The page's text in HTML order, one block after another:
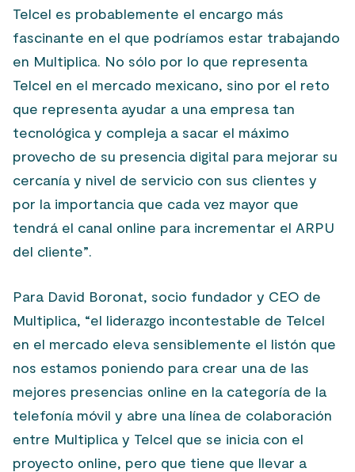
Telcel es probablemente el encargo más
fascinante en el que podríamos estar trabajando
en Multiplica. No sólo por lo que representa
Telcel en el mercado mexicano, sino por el reto
que representa ayudar a una empresa tan
tecnológica y compleja a sacar el máximo
provecho de su presencia digital para mejorar su
cercanía y nivel de servicio con sus clientes y
por la importancia que cada vez mayor que
tendrá el canal online para incrementar el ARPU
del cliente”.
Para David Boronat, socio fundador y CEO de
Multiplica, “el liderazgo incontestable de Telcel
en el mercado eleva sensiblemente el listón que
nos estamos poniendo para crear una de las
mejores presencias online en la categoría de la
telefonía móvil y abre una línea de colaboración
entre Multiplica y Telcel que se inicia con el
proyecto online, pero que tiene que llevar a